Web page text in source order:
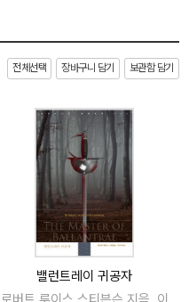
전체선택 장바구니 담기 보관함 담기
밸런트레이 귀공자